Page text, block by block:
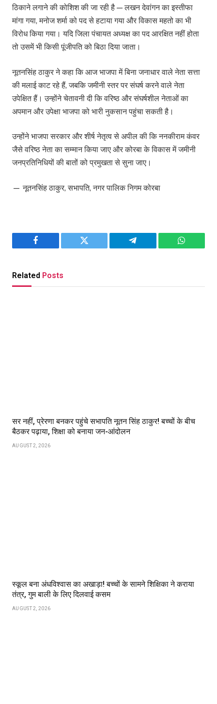
ठिकाने लगाने की कोशिश की जा रही है — लखन देवांगन का इस्तीफा
मांगा गया, मनोज शर्मा को पद से हटाया गया और विकास महतो का भी
विरोध किया गया। यदि जिला पंचायत अध्यक्ष का पद आरक्षित नहीं होता
तो उसमें भी किसी पूंजीपति को बिठा दिया जाता।
नूतनसिंह ठाकुर ने कहा कि आज भाजपा में बिना जनाधार वाले नेता सत्ता
की मलाई काट रहे हैं, जबकि जमीनी स्तर पर संघर्ष करने वाले नेता
उपेक्षित हैं। उन्होंने चेतावनी दी कि वरिष्ठ और संघर्षशील नेताओं का
अपमान और उपेक्षा भाजपा को भारी नुकसान पहुंचा सकती है।
उन्होंने भाजपा सरकार और शीर्ष नेतृत्व से अपील की कि ननकीराम कंवर
जैसे वरिष्ठ नेता का सम्मान किया जाए और कोरबा के विकास में जमीनी
जनप्रतिनिधियों की बातों को प्रमुखता से सुना जाए।
— नूतनसिंह ठाकुर, सभापति, नगर पालिक निगम कोरबा
Facebook Twitter Telegram
Related Posts
सर नहीं, प्रेरणा बनकर पहुंचे सभापति नूतन सिंह ठाकुर! बच्चों के बीच
बैठकर पढ़ाया, शिक्षा को बनाया जन-आंदोलन
AUGUST 2, 2026
स्कूल बना अंधविश्वास का अखाड़ा! बच्चों के सामने शिक्षिका ने कराया
तंत्र, गुम बाली के लिए दिलवाई कसम
AUGUST 2, 2026